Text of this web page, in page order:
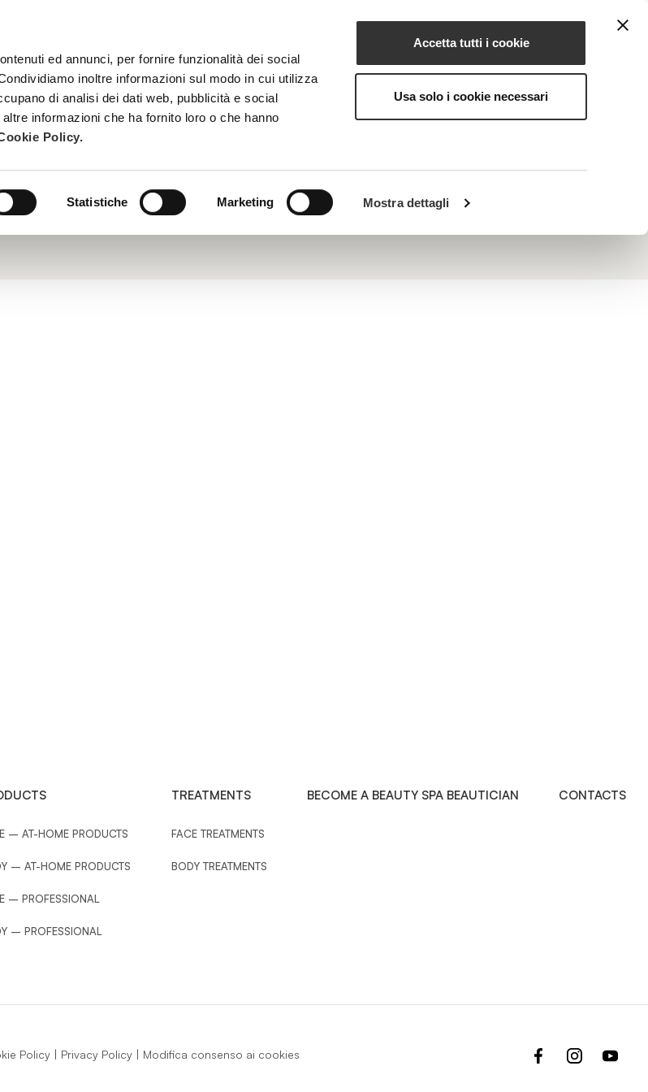
ed annunci, per fornire funzionalità dei social
inoltre informazioni sul modo in cui utilizza
di analisi dei dati web, pubblicità e social
informazioni che ha fornito loro o che hanno
Policy.
Statistiche Marketing Mostra dettagli
Accetta tutti i cookie
Usa solo i cookie necessari
CONTACTS
beta-glucans, this natural active provides deep antioxidant action, counteracting oxidative
aging. It strengthens the skin’s defenses, soothes, and rebalances even sensitive
– AT-HOME PRODUCTS
– AT-HOME PRODUCTS
– PROFESSIONAL
– PROFESSIONAL
TREATMENTS
FACE TREATMENTS
BODY TREATMENTS
BECOME A BEAUTY SPA BEAUTICIAN CONTACTS
Policy| Privacy Policy| Modifica consenso ai cookies facebookinstagram